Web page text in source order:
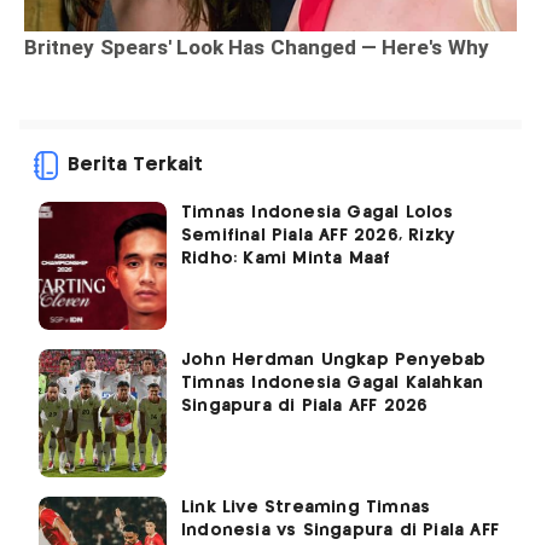
Berita Terkait
Timnas Indonesia Gagal Lolos
Semifinal Piala AFF 2026, Rizky
Ridho: Kami Minta Maaf
John Herdman Ungkap Penyebab
Timnas Indonesia Gagal Kalahkan
Singapura di Piala AFF 2026
Link Live Streaming Timnas
Indonesia vs Singapura di Piala AFF